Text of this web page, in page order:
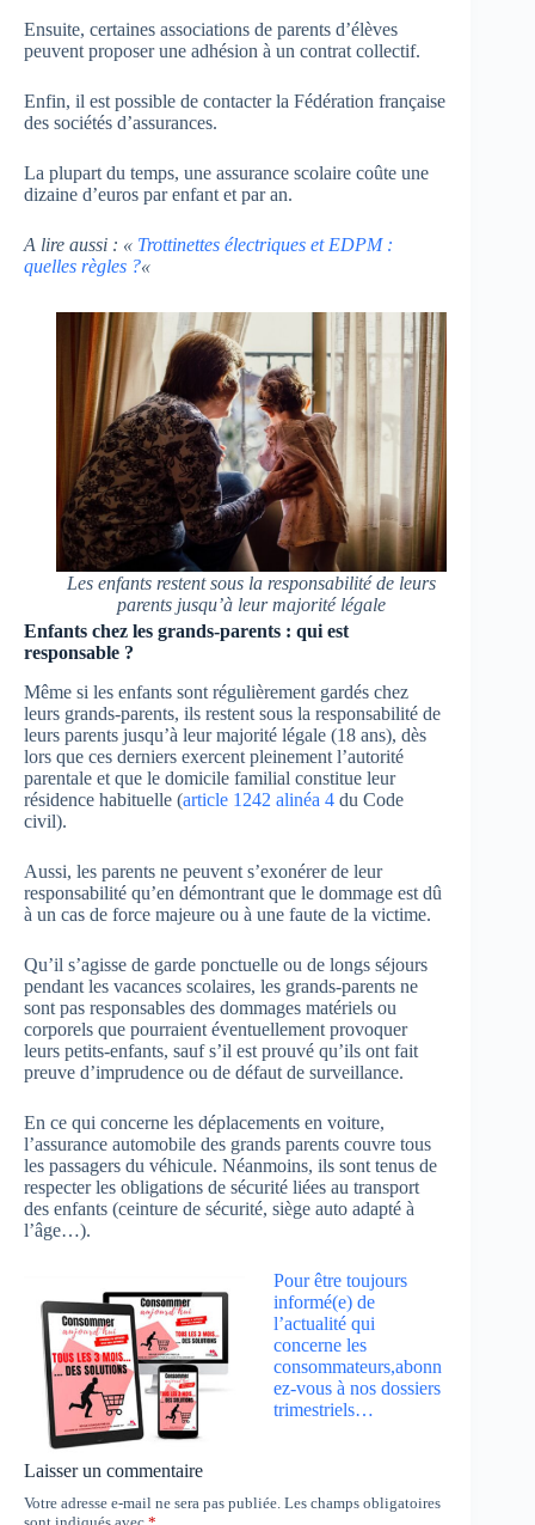
Ensuite, certaines associations de parents d’élèves
peuvent proposer une adhésion à un contrat collectif.
Enfin, il est possible de contacter la Fédération française
des sociétés d’assurances.
La plupart du temps, une assurance scolaire coûte une
dizaine d’euros par enfant et par an.
A lire aussi : « Trottinettes électriques et EDPM :
quelles règles ?«
Les enfants restent sous la responsabilité de leurs
parents jusqu’à leur majorité légale
Enfants chez les grands-parents : qui est
responsable ?
Même si les enfants sont régulièrement gardés chez
leurs grands-parents, ils restent sous la responsabilité de
leurs parents jusqu’à leur majorité légale (18 ans), dès
lors que ces derniers exercent pleinement l’autorité
parentale et que le domicile familial constitue leur
résidence habituelle (article 1242 alinéa 4 du Code
civil).
Aussi, les parents ne peuvent s’exonérer de leur
responsabilité qu’en démontrant que le dommage est dû
à un cas de force majeure ou à une faute de la victime.
Qu’il s’agisse de garde ponctuelle ou de longs séjours
pendant les vacances scolaires, les grands-parents ne
sont pas responsables des dommages matériels ou
corporels que pourraient éventuellement provoquer
leurs petits-enfants, sauf s’il est prouvé qu’ils ont fait
preuve d’imprudence ou de défaut de surveillance.
En ce qui concerne les déplacements en voiture,
l’assurance automobile des grands parents couvre tous
les passagers du véhicule. Néanmoins, ils sont tenus de
respecter les obligations de sécurité liées au transport
des enfants (ceinture de sécurité, siège auto adapté à
l’âge…).
Pour être toujours
informé(e) de
l’actualité qui
concerne les
consommateurs,abonn
ez-vous à nos dossiers
trimestriels…
Laisser un commentaire
Votre adresse e-mail ne sera pas publiée. Les champs obligatoires